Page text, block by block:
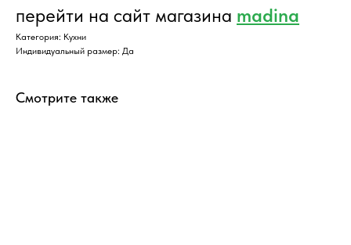
перейти на сайт магазина madina
Категория: Кухни
Индивидуальный размер: Да
Смотрите также